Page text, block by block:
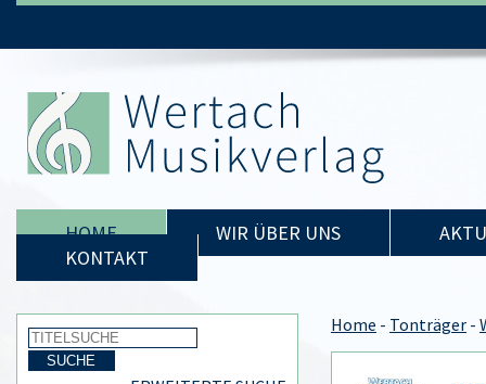
HOME WIR ÜBER UNS
KONTAKT
Home - Tonträger -